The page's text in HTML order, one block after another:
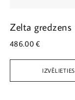
IZVĒLIETIES
Zelta gredzens
486.00€